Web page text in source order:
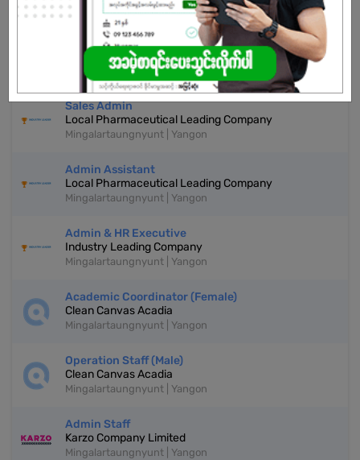
REGISTER NOW!
More Similar Jobs
Sales Admin
Local Pharmaceutical Leading Company
Mingalartaungnyunt | Yangon
Admin Assistant
Local Pharmaceutical Leading Company
Mingalartaungnyunt | Yangon
Admin & HR Executive
Industry Leading Company
Mingalartaungnyunt | Yangon
Academic Coordinator (Female)
Clean Canvas Acadia
Mingalartaungnyunt | Yangon
Operation Staff (Male)
Clean Canvas Acadia
Mingalartaungnyunt | Yangon
Admin Staff
Karzo Company Limited
Mingalartaungnyunt | Yangon